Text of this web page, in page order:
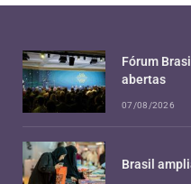
Fórum
abertas
07/08/2026
Brasil